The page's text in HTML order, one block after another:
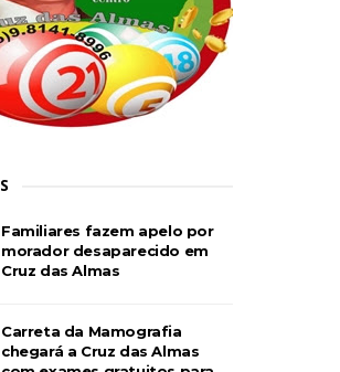
Familiares fazem apelo por
morador desaparecido em
Cruz das Almas
Carreta da Mamografia
chegará a Cruz das Almas